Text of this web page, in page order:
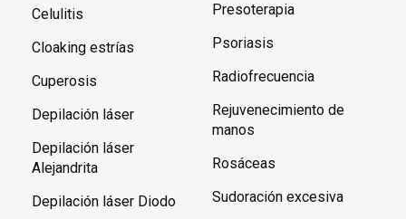
Celulitis
Cloaking estrías
Cuperosis
Depilación láser
Depilación láser
Alejandrita
Depilación láser Diodo
Presoterapia
Psoriasis
Radiofrecuencia
Rejuvenecimiento de
manos
Rosáceas
Sudoración excesiva